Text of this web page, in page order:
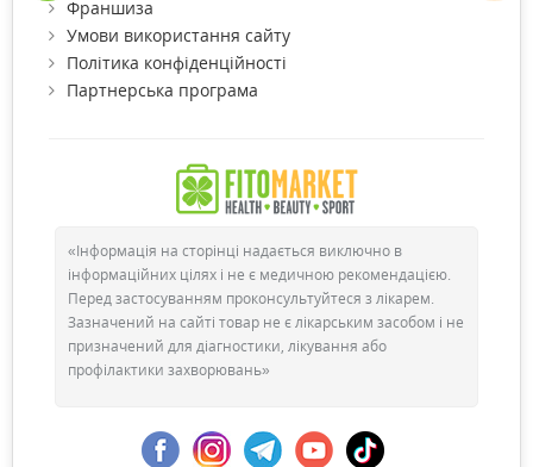
Франшиза
Умови використання сайту
Політика конфіденційності
Партнерська програма
«Інформація на сторінці надається виключно в
інформаційних цілях і не є медичною рекомендацією.
Перед застосуванням проконсультуйтеся з лікарем.
Зазначений на сайті товар не є лікарським засобом і не
призначений для діагностики, лікування або
профілактики захворювань»